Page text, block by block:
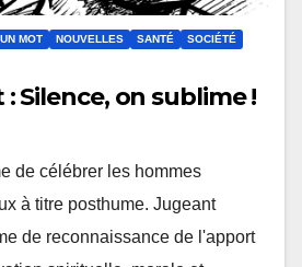
MOT NOUVELLES SANTÉ
SOCIÉTÉ
Silence, on sublime !
de célébrer les hommes
à titre posthume. Jugeant
de reconnaissance de l'apport